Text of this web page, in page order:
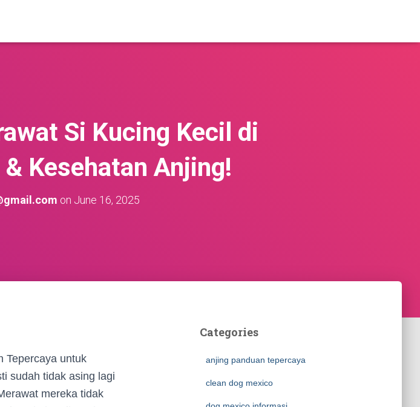
Si Kucing Kecil di
Kesehatan Anjing!
on June 16, 2025
Tepercaya untuk
sudah tidak asing lagi
mereka tidak
Categories
anjing panduan tepercaya
clean dog mexico